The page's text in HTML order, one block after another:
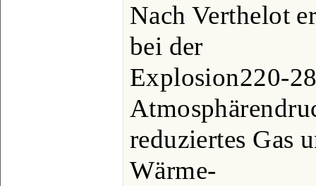
Nach Verthelot
bei der
Explosion220-
reduziertes Gas
Wärme-